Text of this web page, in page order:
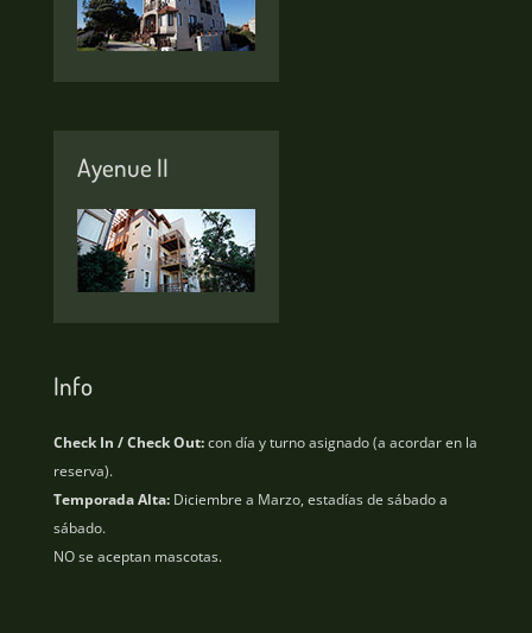
Ayenue II
Info
Check In / Check Out:con día y turno asignado (a acordar en la
reserva).
Temporada Alta:Diciembre a Marzo, estadías de sábado a
sábado.
NO se aceptan mascotas.